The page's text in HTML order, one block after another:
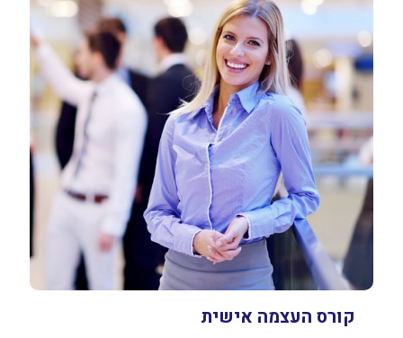
קורס העצמה אישית